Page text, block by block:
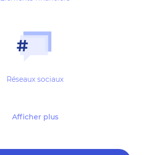
Réseaux sociaux
Afficher plus